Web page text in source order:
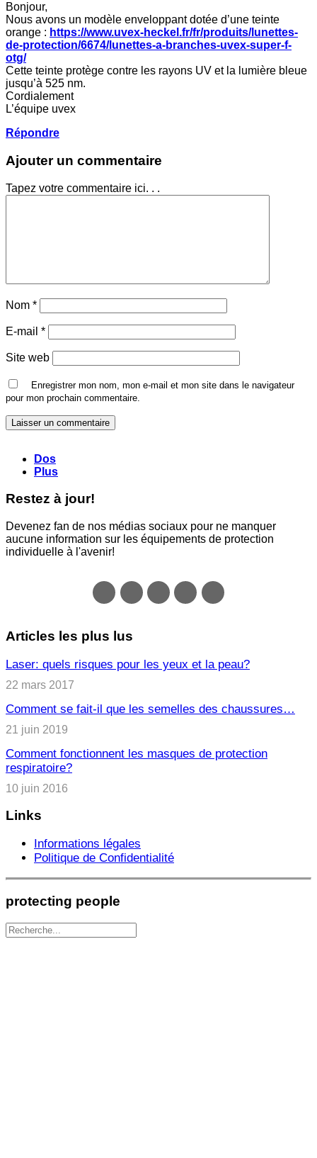
Bonjour,
Nous avons un modèle enveloppant dotée d’une teinte
orange : https://www.uvex-heckel.fr/fr/produits/lunettes-
de-protection/6674/lunettes-a-branches-uvex-super-f-
otg/
Cette teinte protège contre les rayons UV et la lumière bleue
jusqu’à 525 nm.
Cordialement
L’équipe uvex
Répondre
Ajouter un commentaire
Tapez votre commentaire ici. . .
Nom *
E-mail *
Site web
Enregistrer mon nom, mon e-mail et mon site dans le navigateur
pour mon prochain commentaire.
Dos
Plus
Restez à jour!
Devenez fan de nos médias sociaux pour ne manquer
aucune information sur les équipements de protection
individuelle à l'avenir!
Articles les plus lus
Laser: quels risques pour les yeux et la peau?
22 mars 2017
Comment se fait-il que les semelles des chaussures…
21 juin 2019
Comment fonctionnent les masques de protection
respiratoire?
10 juin 2016
Links
Informations légales
Politique de Confidentialité
protecting people